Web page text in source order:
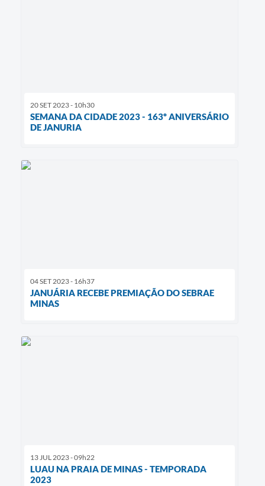
20 SET 2023 - 10h30
SEMANA DA CIDADE 2023 - 163º ANIVERSÁRIO
DE JANURIA
04 SET 2023 - 16h37
JANUÁRIA RECEBE PREMIAÇÃO DO SEBRAE
MINAS
13 JUL 2023 - 09h22
LUAU NA PRAIA DE MINAS - TEMPORADA
2023